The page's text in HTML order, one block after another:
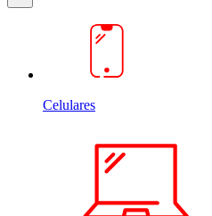
Celulares